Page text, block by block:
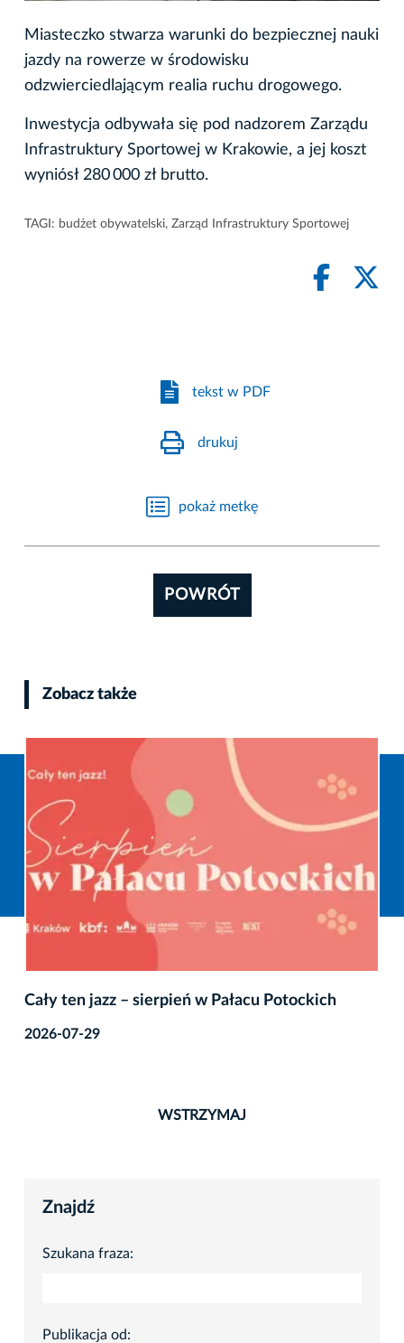
Miasteczko stwarza warunki do bezpiecznej nauki
jazdy na rowerze w środowisku
odzwierciedlającym realia ruchu drogowego.
Inwestycja odbywała się pod nadzorem Zarządu
Infrastruktury Sportowej w Krakowie, a jej koszt
wyniósł 280 000 zł brutto.
TAGI: budżet obywatelski, Zarząd Infrastruktury Sportowej
tekst w PDF
drukuj
pokaż metkę
POWRÓT
Zobacz także
Cały ten jazz – sierpień w Pałacu Potockich
2026-07-29
WSTRZYMAJ
Znajdź
Szukana fraza:
Publikacja od: